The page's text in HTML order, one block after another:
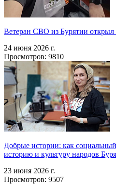
Ветеран СВО из Бурятии открыл
24 июня 2026 г.
Просмотров: 9810
Добрые истории: как
историю и культуру народов
23 июня 2026 г.
Просмотров: 9507